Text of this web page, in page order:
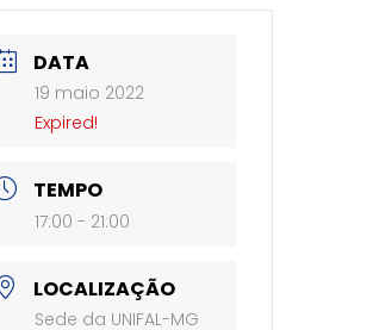
DATA
19 maio 2022
Expired!
TEMPO
17:00 - 21:00
LOCALIZAÇÃO
Sede da UNIFAL-MG